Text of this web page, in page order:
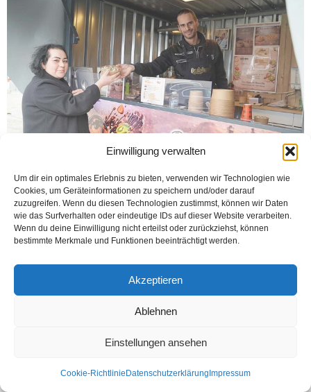
Einwilligung verwalten
Um dir ein optimales Erlebnis zu bieten, verwenden wir Technologien wie
Cookies, um Geräteinformationen zu speichern und/oder darauf
zuzugreifen. Wenn du diesen Technologien zustimmst, können wir Daten
wie das Surfverhalten oder eindeutige IDs auf dieser Website verarbeiten.
Wenn du deine Einwilligung nicht erteilst oder zurückziehst, können
bestimmte Merkmale und Funktionen beeinträchtigt werden.
Akzeptieren
Ablehnen
Einstellungen ansehen
Cookie-Richtlinie Datenschutzerklärung Impressum
HAMM (Öztürk) Lokma tatlısının, Türk Tatlı mutfağının vazgeçilmezlerinden
olduğunu söyleyen Karabulut kardeşler: „Lokma, Osmanlı Saray mutfağından
kalmış köklü miraslarından biridir. Bizde aile olarak bu mirasa...
Weiterlesen
Datenschutzerklärung